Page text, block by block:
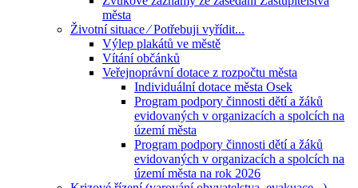
města
Životní situace ⁄ Potřebuji vyřídit...
Výlep plakátů ve městě
Vítání občánků
Veřejnoprávní dotace z rozpočtu města
Individuální dotace města Osek
Program podpory činnosti dětí a žáků
evidovaných v organizacích a spolcích na
území města
Program podpory činnosti dětí a žáků
evidovaných v organizacích a spolcích na
území města na rok 2026